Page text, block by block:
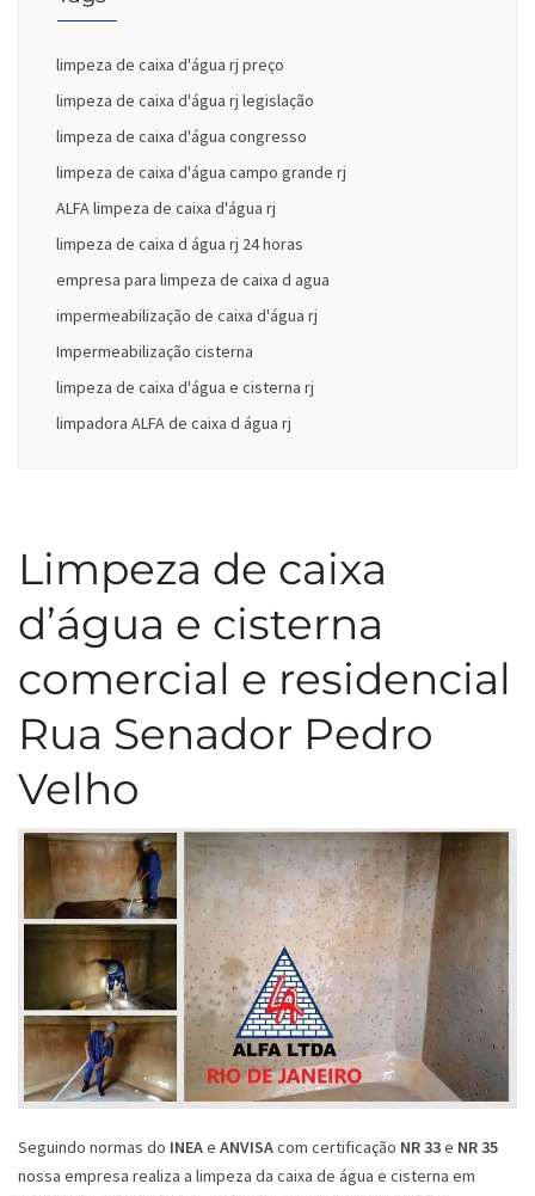
limpeza de caixa d'água rj preço
limpeza de caixa d'água rj legislação
limpeza de caixa d'água congresso
limpeza de caixa d'água campo grande rj
ALFA limpeza de caixa d'água rj
limpeza de caixa d água rj 24 horas
empresa para limpeza de caixa d agua
impermeabilização de caixa d'água rj
Impermeabilização cisterna
limpeza de caixa d'água e cisterna rj
limpadora ALFA de caixa d água rj
Limpeza de caixa
d’água e cisterna
comercial e residencial
Rua Senador Pedro
Velho
Seguindo normas do INEAe ANVISAcom certificação NR 33e NR 35
nossa empresa realiza a limpeza da caixa de água e cisterna em